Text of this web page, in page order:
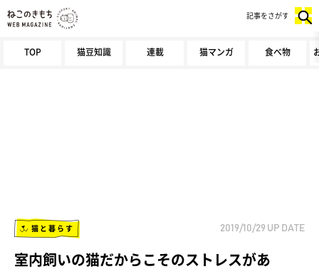
TOP 猫豆知識 連載 猫マンガ 食べ物
記事をさがす
猫と暮らす 2019/10/29 UP DATE
室内飼いの猫だからこそのストレスがあ